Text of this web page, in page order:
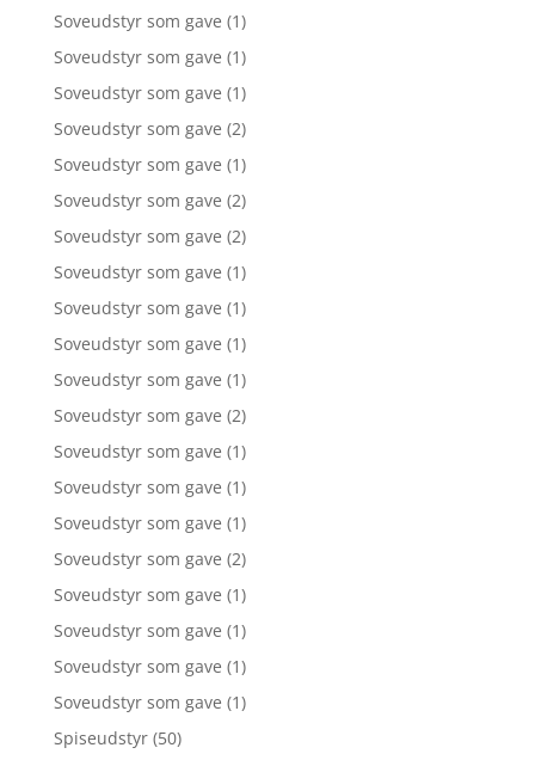
Soveudstyr som gave (1)
Soveudstyr som gave (1)
Soveudstyr som gave (1)
Soveudstyr som gave (2)
Soveudstyr som gave (1)
Soveudstyr som gave (2)
Soveudstyr som gave (2)
Soveudstyr som gave (1)
Soveudstyr som gave (1)
Soveudstyr som gave (1)
Soveudstyr som gave (1)
Soveudstyr som gave (2)
Soveudstyr som gave (1)
Soveudstyr som gave (1)
Soveudstyr som gave (1)
Soveudstyr som gave (2)
Soveudstyr som gave (1)
Soveudstyr som gave (1)
Soveudstyr som gave (1)
Soveudstyr som gave (1)
Spiseudstyr (50)